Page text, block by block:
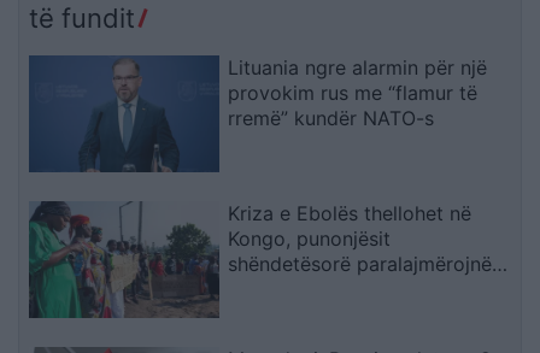
të fundit
Lituania ngre alarmin për një
provokim rus me “flamur të
rremë” kundër NATO-s
Kriza e Ebolës thellohet në
Kongo, punonjësit
shëndetësorë paralajmërojnë